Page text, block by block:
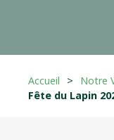
Accueil > Notre
Fête du Lapin